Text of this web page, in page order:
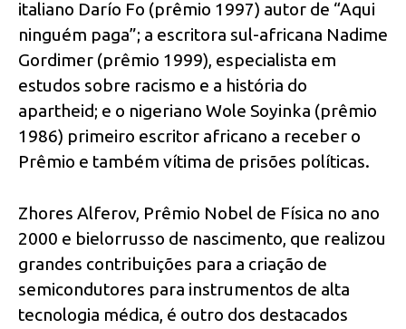
italiano Darío Fo (prêmio 1997) autor de “Aqui
ninguém paga”; a escritora sul-africana Nadime
Gordimer (prêmio 1999), especialista em
estudos sobre racismo e a história do
apartheid; e o nigeriano Wole Soyinka (prêmio
1986) primeiro escritor africano a receber o
Prêmio e também vítima de prisões políticas.
Zhores Alferov, Prêmio Nobel de Física no ano
2000 e bielorrusso de nascimento, que realizou
grandes contribuições para a criação de
semicondutores para instrumentos de alta
tecnologia médica, é outro dos destacados